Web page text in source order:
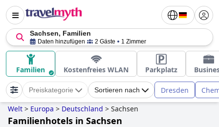
Sachsen, Familien
Daten hinzufügen 2 Gäste 1 Zimmer
Familien Kostenfreies WLAN Parkplatz
Preiskategorie Sortieren nach Dresden
Welt > Europa > Deutschland > Sachsen
Familienhotels in Sachsen